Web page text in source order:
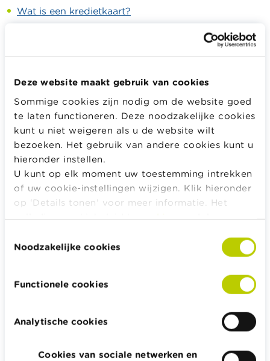
Deze website maakt gebruik van cookies
Sommige cookies zijn nodig om de website goed
te laten functioneren. Deze noodzakelijke cookies
kunt u niet weigeren als u de website wilt
bezoeken. Het gebruik van andere cookies kunt u
hieronder instellen.
U kunt op elk moment uw toestemming intrekken
of uw cookie-instellingen wijzigen. Klik hieronder
op ‘Details tonen’ voor meer informatie. Het
volledige cookiebeleid kan uhier raadplegen.
Noodzakelijke cookies
Functionele cookies
Analytische cookies
Cookies van sociale netwerken en
Wat is een kredietkaart?
Alle rekentools, checklists en meer
Budget, betalen, lenen en verzekeren
Familie
Sparen en beleggen
Erven
Wikifin.be helpt je bij financiële beslissingen. Ze stelt gratis
onafhankelijk van private financiële spelers.